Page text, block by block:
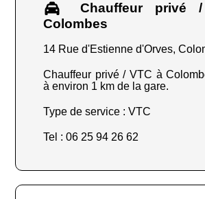
Chauffeur privé
Colombes
14 Rue d'Estienne d'Orves,
Chauffeur privé / VTC à
à environ 1 km de la gare.
Type de service : VTC
Tel : 06 25 94 26 62